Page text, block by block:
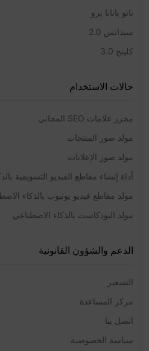
نانو بانانا برو
سيدانس 2.0
كلينج 3.0
حالات الاستخدام
محرر علامات SEO المجاني
مولد صور المنتجات
مولد صور الإعلانات
أداة إنشاء مقاطع الفيديو التسويقية
مولد مقاطع فيديو يوتيوب بالذكاء
مولد البودكاست بالذكاء الاصطناعي
الدعم والشؤون القانونية
التسعير
مركز المساعدة
اتصل بنا
سياسة الخصوصية